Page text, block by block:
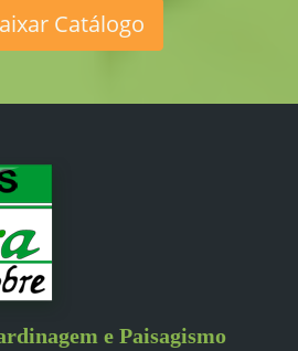
Catálogo
e Paisagismo